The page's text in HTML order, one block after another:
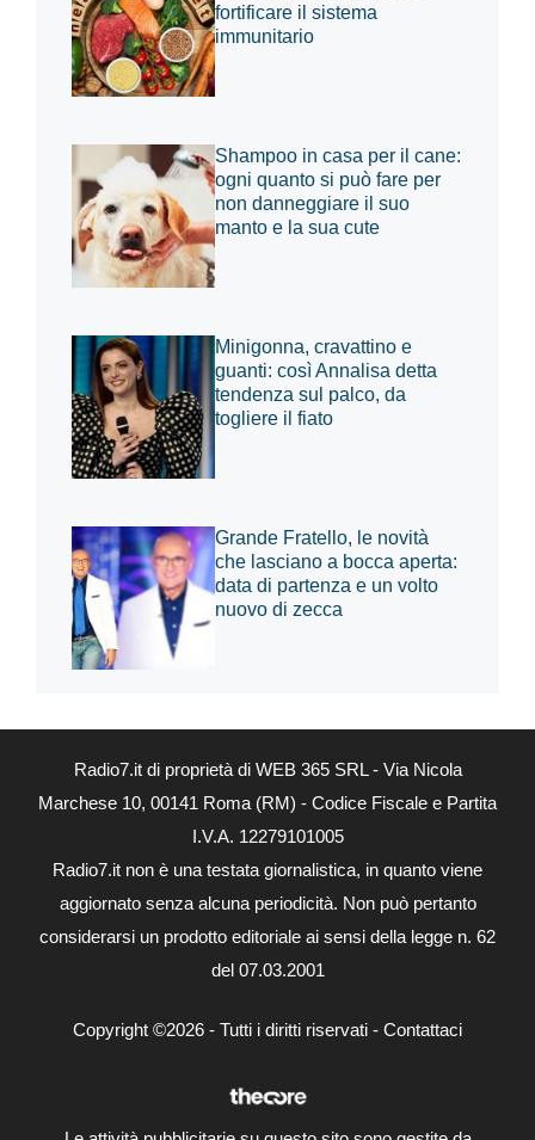
fortificare il sistema
immunitario
Shampoo in casa per il cane:
ogni quanto si può fare per
non danneggiare il suo
manto e la sua cute
Minigonna, cravattino e
guanti: così Annalisa detta
tendenza sul palco, da
togliere il fiato
Grande Fratello, le novità
che lasciano a bocca aperta:
data di partenza e un volto
nuovo di zecca
Radio7.it di proprietà di WEB 365 SRL - Via Nicola
Marchese 10, 00141 Roma (RM) - Codice Fiscale e Partita
I.V.A. 12279101005
Radio7.it non è una testata giornalistica, in quanto viene
aggiornato senza alcuna periodicità. Non può pertanto
considerarsi un prodotto editoriale ai sensi della legge n. 62
del 07.03.2001
Copyright ©2026 - Tutti i diritti riservati - Contattaci